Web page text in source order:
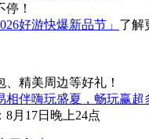
！
好游快爆新品节」 了解
、精美周边等好礼！
相伴嗨玩盛夏，畅玩赢超
8月17日晚上24点